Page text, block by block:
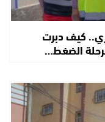
كيف دبرت
الضغط…